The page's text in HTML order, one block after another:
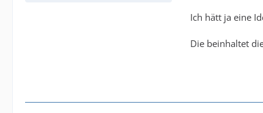
Ich hätt ja eine
Die beinhaltet